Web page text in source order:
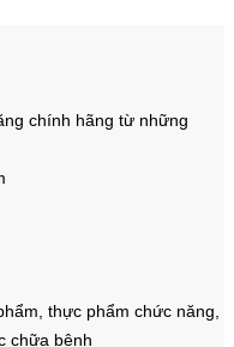
chính hãng từ những
thực phẩm chức năng,
chữa bệnh